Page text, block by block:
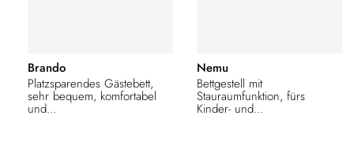
Brando
Platzsparendes Gästebett,
sehr bequem, komfortabel
und...
Nemu
Bettgestell mit
Stauraumfunktion, fürs
Kinder- und...